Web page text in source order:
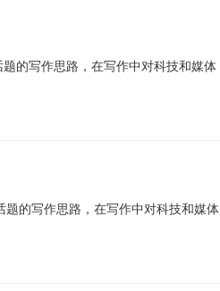
的写作思路，在写作中对科技和媒体
的写作思路，在写作中对科技和媒体